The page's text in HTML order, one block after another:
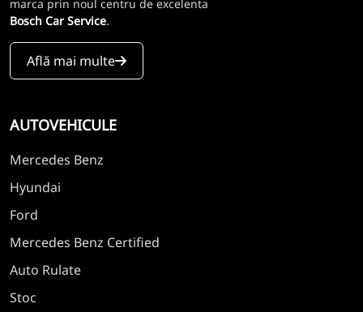
marca prin noul centru de excelenta
Bosch Car Service.
Află mai multe
AUTOVEHICULE
Mercedes Benz
Hyundai
Ford
Mercedes Benz Certified
Auto Rulate
Stoc